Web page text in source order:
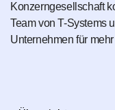
Konzerngesellschaft
Team von T-Systems
Unternehmen für